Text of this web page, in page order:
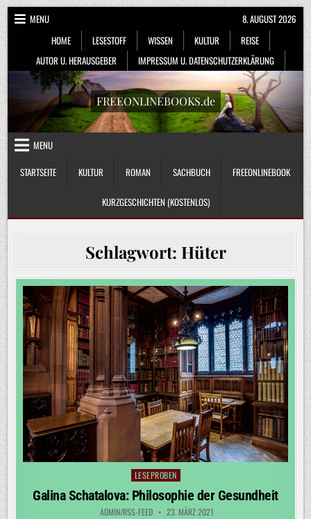
Skip
to
content
MENU
HOME
LESESTOFF WISSEN KULTUR
REISE
AUTOR U. HERAUSGEBER
IMPRESSUM U. DATENSCHUTZERKLÄRUNG
8. AUGUST 2026
FREEONLINEBOOKS.de
MENU
STARTSEITE
KULTUR ROMAN SACHBUCH FREEONLINEBOOK
KURZGESCHICHTEN (KOSTENLOS)
Schlagwort: Hüter
Posted
in
LESEPROBEN
Galina Schatalova: Philosophie der Gesundheit
ADMIN/RSS-FEED 23. MÄRZ 2021